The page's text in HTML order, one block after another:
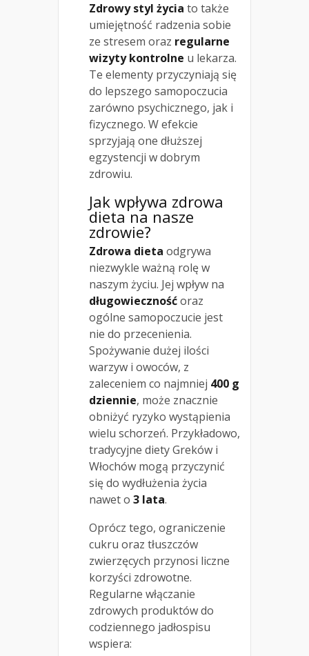
Zdrowy styl życia to także
umiejętność radzenia sobie
ze stresem oraz regularne
wizyty kontrolne u lekarza.
Te elementy przyczyniają się
do lepszego samopoczucia
zarówno psychicznego, jak i
fizycznego. W efekcie
sprzyjają one dłuższej
egzystencji w dobrym
zdrowiu.
Jak wpływa zdrowa
dieta na nasze
zdrowie?
Zdrowa dieta odgrywa
niezwykle ważną rolę w
naszym życiu. Jej wpływ na
długowiecznośćoraz
ogólne samopoczucie jest
nie do przecenienia.
Spożywanie dużej ilości
warzyw i owoców, z
zaleceniem co najmniej 400 g
dziennie, może znacznie
obniżyć ryzyko wystąpienia
wielu schorzeń. Przykładowo,
tradycyjne diety Greków i
Włochów mogą przyczynić
się do wydłużenia życia
nawet o 3 lata.
Oprócz tego, ograniczenie
cukru oraz tłuszczów
zwierzęcych przynosi liczne
korzyści zdrowotne.
Regularne włączanie
zdrowych produktów do
codziennego jadłospisu
wspiera: